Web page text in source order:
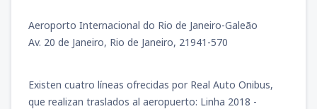
Aeroporto Internacional do Rio de Janeiro-Galeão
Av. 20 de Janeiro, Rio de Janeiro, 21941-570
Existen cuatro líneas ofrecidas por Real Auto Onibus,
que realizan traslados al aeropuerto: Linha 2018 -